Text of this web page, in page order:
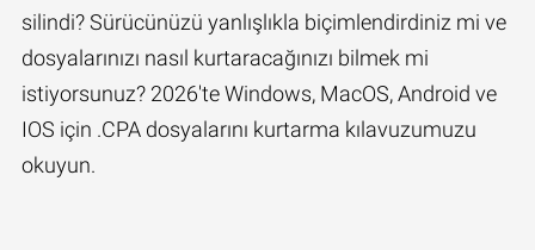
silindi? Sürücünüzü yanlışlıkla biçimlendirdiniz mi ve
dosyalarınızı nasıl kurtaracağınızı bilmek mi
istiyorsunuz? 2026'te Windows, MacOS, Android ve
IOS için .CPA dosyalarını kurtarma kılavuzumuzu
okuyun.